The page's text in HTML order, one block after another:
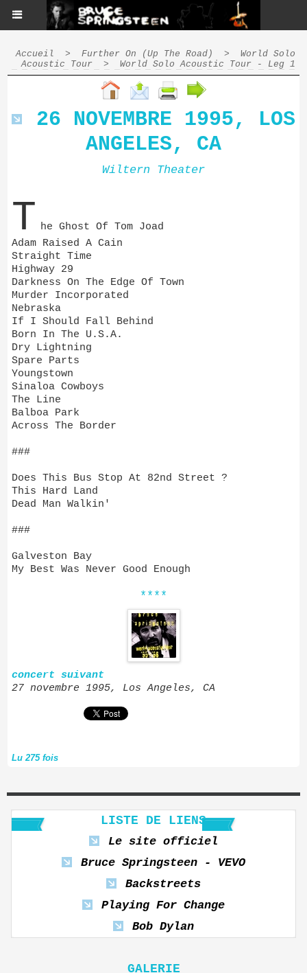
Accueil > Further On (Up The Road) >
World Solo
Acoustic Tour
> World Solo Acoustic Tour - Leg 1
26 NOVEMBRE 1995, LOS
ANGELES, CA
Wiltern Theater
T he Ghost Of Tom Joad
Adam Raised A Cain
Straight Time
Highway 29
Darkness On The Edge Of Town
Murder Incorporated
Nebraska
If I Should Fall Behind
Born In The U.S.A.
Dry Lightning
Spare Parts
Youngstown
Sinaloa Cowboys
The Line
Balboa Park
Across The Border
###
Does This Bus Stop At 82nd Street ?
This Hard Land
Dead Man Walkin'
###
Galveston Bay
My Best Was Never Good Enough
****
concert suivant
27 novembre 1995, Los Angeles, CA
Lu 275 fois
LISTE DE LIENS
Le site officiel
Bruce Springsteen - VEVO
Backstreets
Playing For Change
Bob Dylan
GALERIE